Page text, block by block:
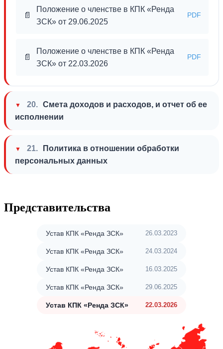
📄
Положение о членстве в КПК «Ренда
ЗСК» от 29.06.2025
PDF
📄
Положение о членстве в КПК «Ренда
ЗСК» от 22.03.2026
PDF
20. Смета доходов и расходов, и отчет об ее
исполнении
21.
Политика в отношении обработки
персональных данных
Представительства
Устав КПК «Ренда ЗСК» 26.03.2023
Устав КПК «Ренда ЗСК» 24.03.2024
Устав КПК «Ренда ЗСК» 16.03.2025
Устав КПК «Ренда ЗСК» 29.06.2025
Устав КПК «Ренда ЗСК» 22.03.2026